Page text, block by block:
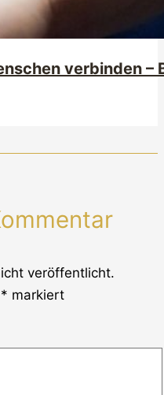
verbinden –
veröffentlicht.
* markiert